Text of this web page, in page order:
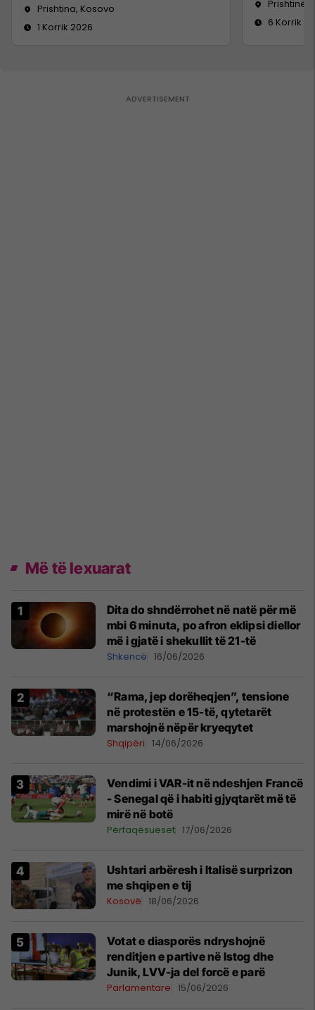
Prishtina, Kosovo
1 Korrik 2026
Prishtinë
6 Korrik
Më të lexuarat
Dita do shndërrohet në natë për më
mbi 6 minuta, po afron eklipsi diellor
më i gjatë i shekullit të 21-të
Shkencë 16/06/2026
“Rama, jep dorëheqjen”, tensione
në protestën e 15-të, qytetarët
marshojnë nëpër kryeqytet
Shqipëri 14/06/2026
Vendimi i VAR-it në ndeshjen Francë
- Senegal që i habiti gjyqtarët më të
mirë në botë
Përfaqësueset 17/06/2026
Ushtari arbëresh i Italisë surprizon
me shqipen e tij
Kosovë 18/06/2026
Votat e diasporës ndryshojnë
renditjen e partive në Istog dhe
Junik, LVV-ja del forcë e parë
Parlamentare 15/06/2026